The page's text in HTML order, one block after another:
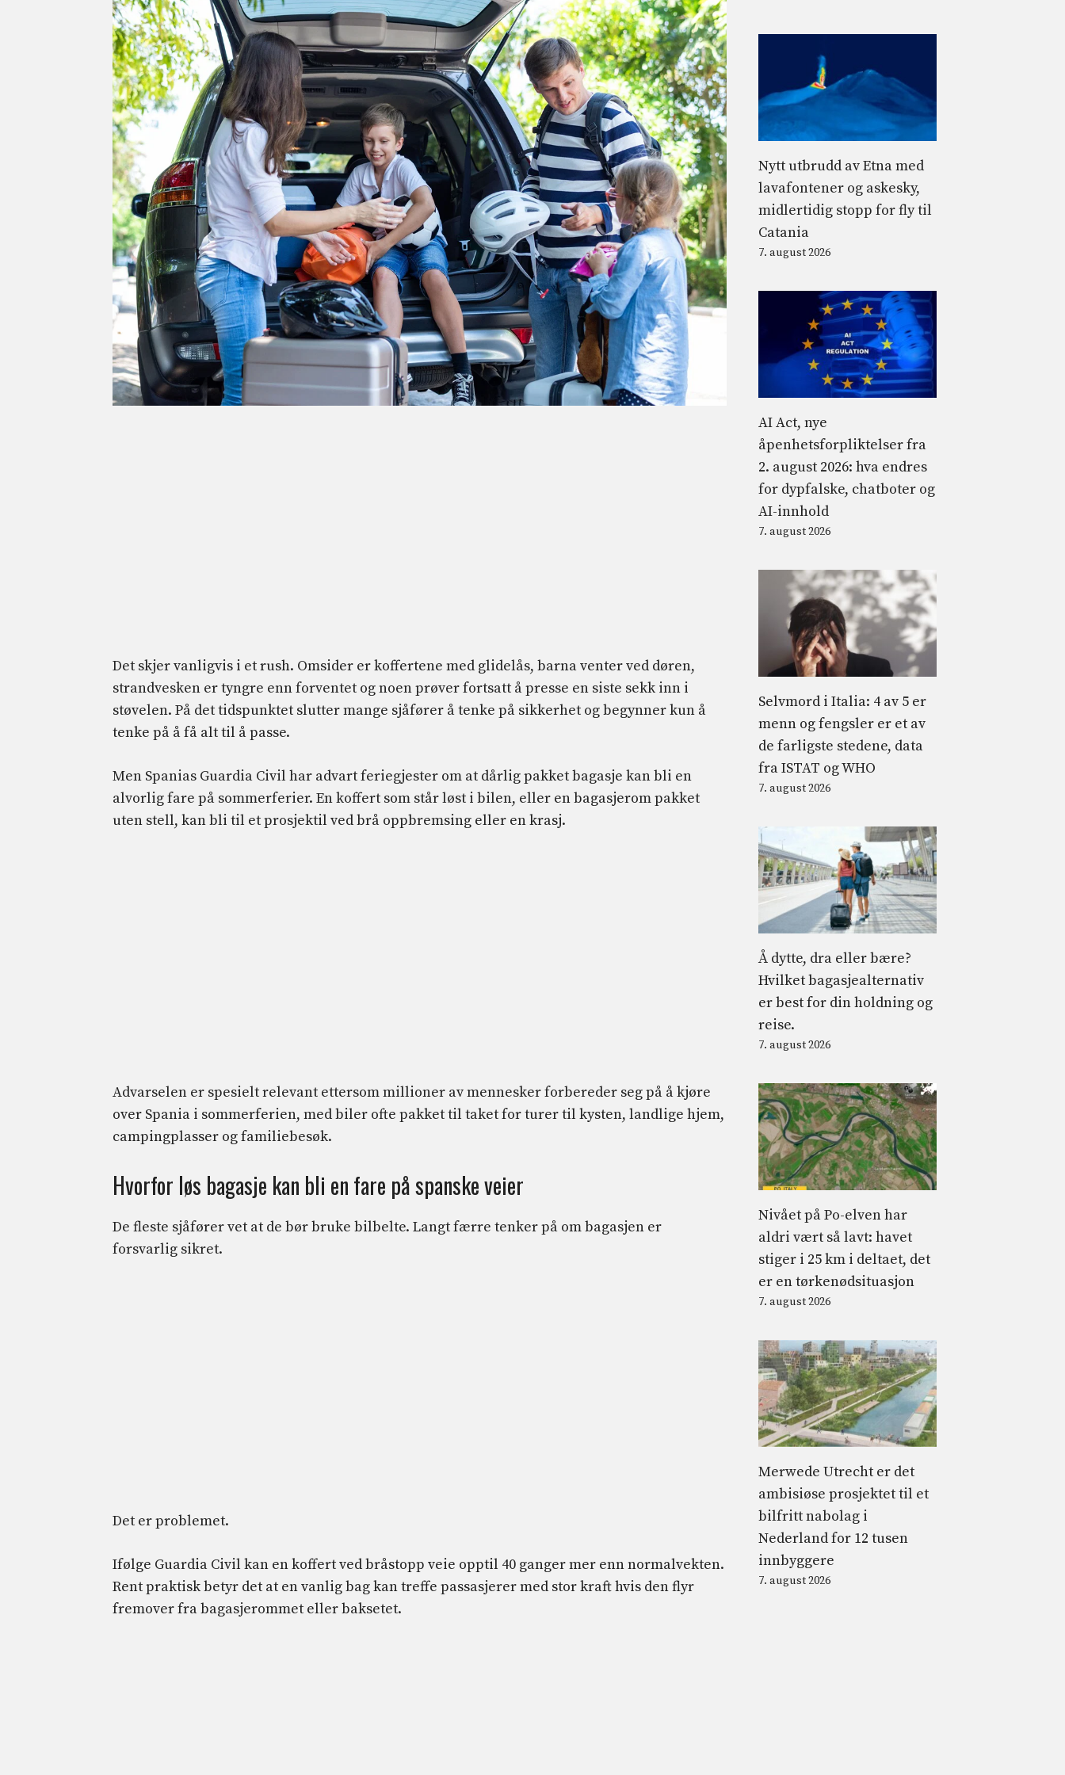
Det skjer vanligvis i et rush. Omsider er koffertene med glidelås, barna venter ved døren,
strandvesken er tyngre enn forventet og noen prøver fortsatt å presse en siste sekk inn i
støvelen. På det tidspunktet slutter mange sjåfører å tenke på sikkerhet og begynner kun å
tenke på å få alt til å passe.
Men Spanias Guardia Civil har advart feriegjester om at dårlig pakket bagasje kan bli en
alvorlig fare på sommerferier. En koffert som står løst i bilen, eller en bagasjerom pakket
uten stell, kan bli til et prosjektil ved brå oppbremsing eller en krasj.
Advarselen er spesielt relevant ettersom millioner av mennesker forbereder seg på å kjøre
over Spania i sommerferien, med biler ofte pakket til taket for turer til kysten, landlige hjem,
campingplasser og familiebesøk.
Hvorfor løs bagasje kan bli en fare på spanske veier
De fleste sjåfører vet at de bør bruke bilbelte. Langt færre tenker på om bagasjen er
forsvarlig sikret.
Det er problemet.
Ifølge Guardia Civil kan en koffert ved bråstopp veie opptil 40 ganger mer enn normalvekten.
Rent praktisk betyr det at en vanlig bag kan treffe passasjerer med stor kraft hvis den flyr
fremover fra bagasjerommet eller baksetet.
Nytt utbrudd av Etna med
lavafontener og askesky,
midlertidig stopp for fly til
Catania
7. august 2026
AI Act, nye
åpenhetsforpliktelser fra
2. august 2026: hva endres
for dypfalske, chatboter og
AI-innhold
7. august 2026
Selvmord i Italia: 4 av 5 er
menn og fengsler er et av
de farligste stedene, data
fra ISTAT og WHO
7. august 2026
Å dytte, dra eller bære?
Hvilket bagasjealternativ
er best for din holdning og
reise.
7. august 2026
Nivået på Po-elven har
aldri vært så lavt: havet
stiger i 25 km i deltaet, det
er en tørkenødsituasjon
7. august 2026
Merwede Utrecht er det
ambisiøse prosjektet til et
bilfritt nabolag i
Nederland for 12 tusen
innbyggere
7. august 2026